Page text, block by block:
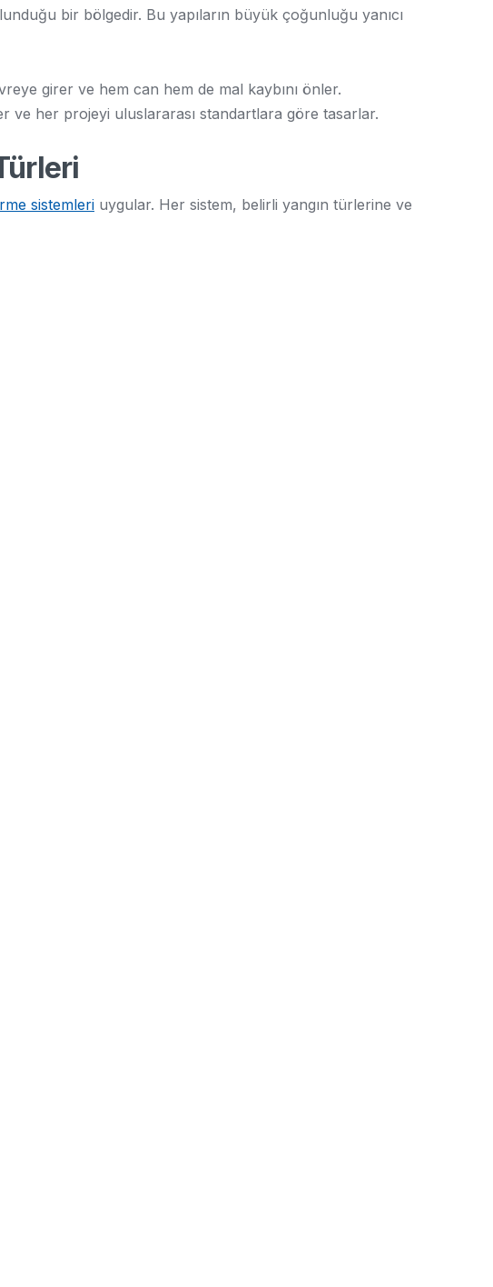
bir bölgedir. Bu yapıların büyük çoğunluğu yanıcı
girer ve hem can hem de mal kaybını önler.
ve her projeyi uluslararası standartlara göre tasarlar.
sistemleri uygular. Her sistem, belirli yangın türlerine ve